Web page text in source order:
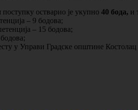
оствариo je укупно 40 бода, и
– 9 бодова;
– 15 бодова;
у Управи Градске општине